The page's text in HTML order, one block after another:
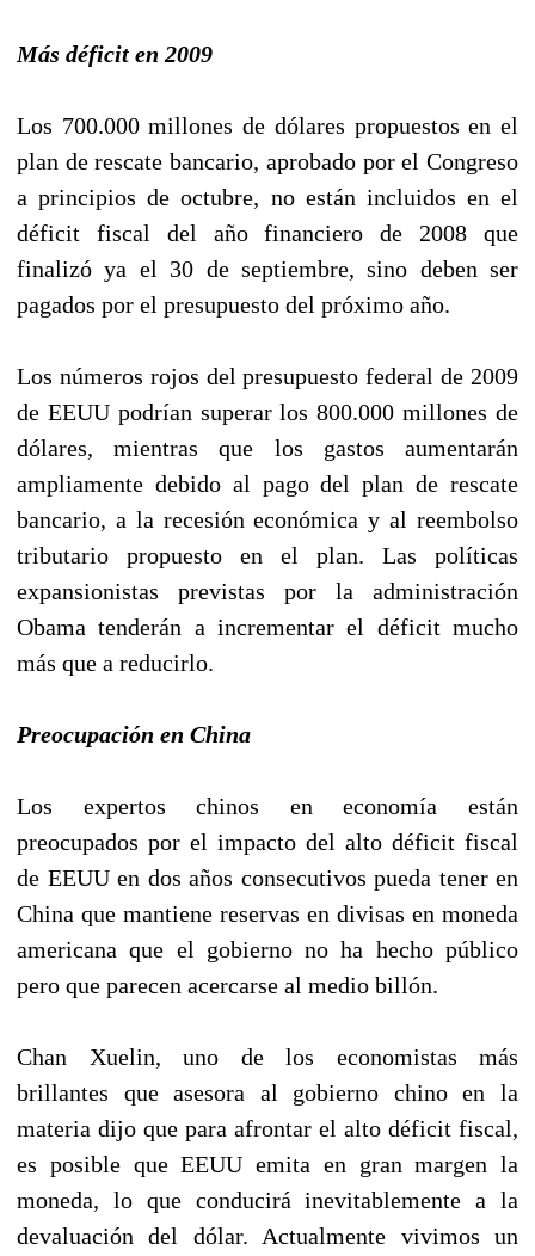
Más déficit en 2009
Los 700.000 millones de dólares propuestos en el
plan de rescate bancario, aprobado por el Congreso
a principios de octubre, no están incluidos en el
déficit fiscal del año financiero de 2008 que
finalizó ya el 30 de septiembre, sino deben ser
pagados por el presupuesto del próximo año.
Los números rojos del presupuesto federal de 2009
de EEUU podrían superar los 800.000 millones de
dólares, mientras que los gastos aumentarán
ampliamente debido al pago del plan de rescate
bancario, a la recesión económica y al reembolso
tributario propuesto en el plan. Las políticas
expansionistas previstas por la administración
Obama tenderán a incrementar el déficit mucho
más que a reducirlo.
Preocupación en China
Los expertos chinos en economía están
preocupados por el impacto del alto déficit fiscal
de EEUU en dos años consecutivos pueda tener en
China que mantiene reservas en divisas en moneda
americana que el gobierno no ha hecho público
pero que parecen acercarse al medio billón.
Chan Xuelin, uno de los economistas más
brillantes que asesora al gobierno chino en la
materia dijo que para afrontar el alto déficit fiscal,
es posible que EEUU emita en gran margen la
moneda, lo que conducirá inevitablemente a la
devaluación del dólar. Actualmente vivimos un